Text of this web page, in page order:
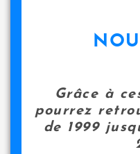
Grâce à
pourrez
de 1999